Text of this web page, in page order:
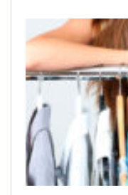
Rentokil
garrapatas
dispara su
jardines y